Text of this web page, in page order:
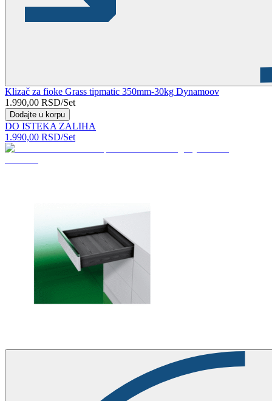
Klizač za fioke Grass tipmatic 350mm-30kg Dynamoov
1.990,00 RSD/Set
Dodajte u korpu
DO ISTEKA ZALIHA
1.990,00 RSD/Set